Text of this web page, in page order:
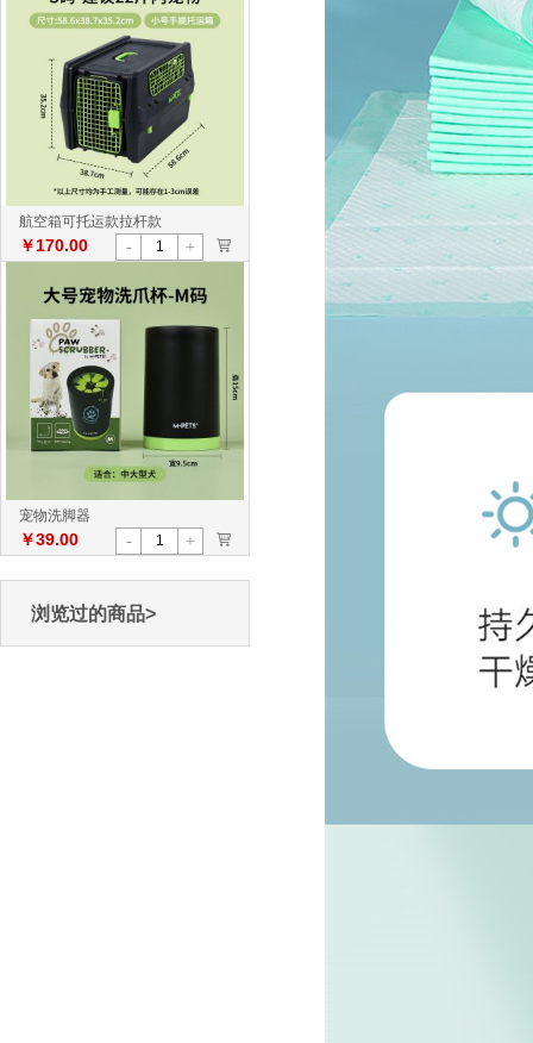
航空箱可托运款拉杆款
￥170.00 - + >
宠物洗脚器
￥39.00 - + >
浏览过的商品>